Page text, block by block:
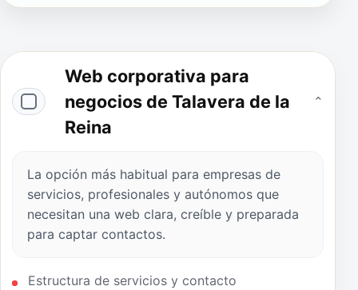
Web corporativa para
negocios de Talavera de la
Reina
⌄
La opción más habitual para empresas de
servicios, profesionales y autónomos que
necesitan una web clara, creíble y preparada
para captar contactos.
Estructura de servicios y contacto